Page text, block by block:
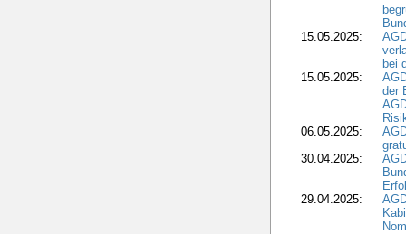
15.05.2025:
bei
15.05.2025:
der
06.05.2025:
30.04.2025:
29.04.2025: